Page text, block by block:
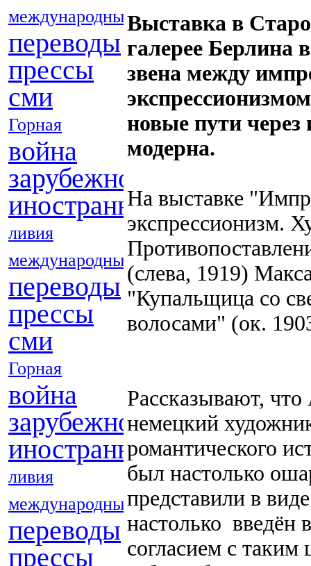
международные
переводы
прессы
сми
Горная
война
зарубежной
иностранных
ливия
международные
переводы
прессы
сми
Горная
война
зарубежной
иностранных
ливия
международные
переводы
прессы
Выставка в
галерее Берлина
звена между
новые пути через
модерна.
На выставке
экспрессионизм.
(слева, 1919)
"Купальщица со
волосами" (ок.
Рассказывают,
немецкий
романтического
был настолько
представили в
настолько введён
согласием с